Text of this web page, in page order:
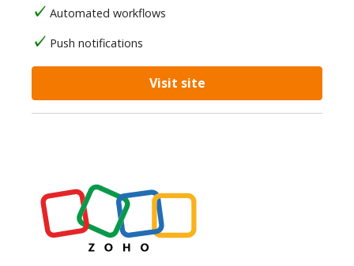
Automated workflows
Push notifications
Visit site